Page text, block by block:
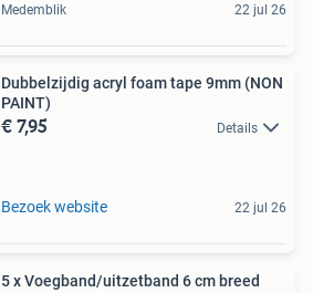
Medemblik 22 jul 26
Dubbelzijdig acryl foam tape 9mm (NON
PAINT)
€ 7,95 Details
Bezoek website 22 jul 26
5 x Voegband/uitzetband 6 cm breed